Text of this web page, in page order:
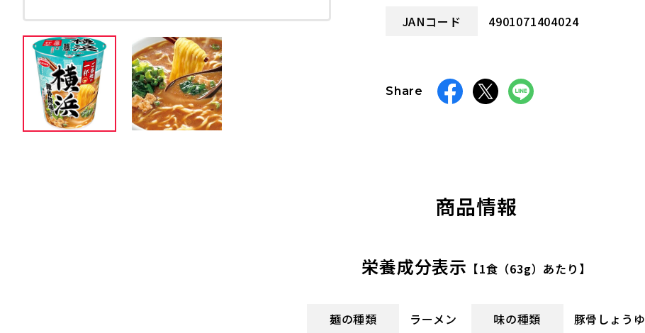
JANコード 4901071404024
Share
商品情報
栄養成分表示 【1食（63g）あたり】
麺の種類 ラーメン 味の種類 豚骨しょうゆ